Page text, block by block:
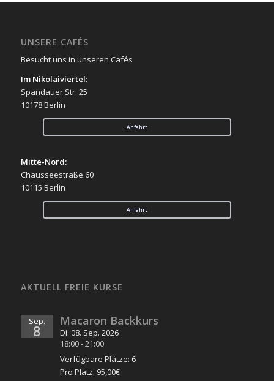
UNSERE CAFÉS
Besucht uns in unseren Cafés
Im Nikolaiviertel:
Spandauer Str. 25
10178 Berlin
Anfahrt
Mitte-Nord:
Chausseestraße 60
10115 Berlin
Anfahrt
AKTUELL FREIE KURSE
Sep.
8
Macaron Backkurs
Di. 08. Sep. 2026
18:00-21:00
Verfügbare Plätze: 6
Pro Platz: 95,00€